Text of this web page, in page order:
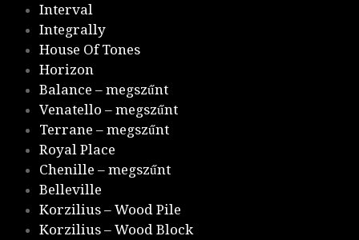
Interval
Integrally
House Of Tones
Horizon
Balance – megszűnt
Venatello – megszűnt
Terrane – megszűnt
Royal Place
Chenille – megszűnt
Belleville
Korzilius – Wood Pile
Korzilius – Wood Block